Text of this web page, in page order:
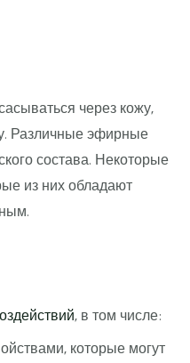
через кожу,
Различные эфирные
состава. Некоторые
из них обладают
, в том числе:
которые могут